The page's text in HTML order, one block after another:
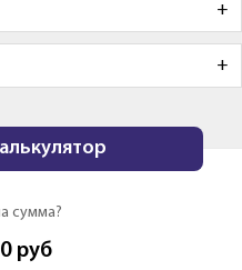
сумма?
руб